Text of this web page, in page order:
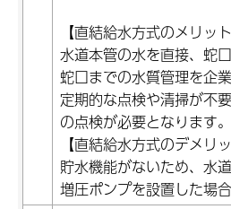
【直結給水方式のメリット
水道本管の水を直接、蛇
蛇口までの水質管理を企
定期的な点検や清掃が不
の点検が必要となります。
【直結給水方式のデメリッ
貯水機能がないため、水
増圧ポンプを設置した場